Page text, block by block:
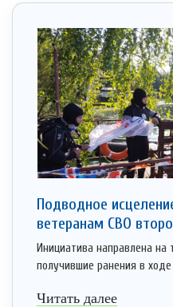
Подводное
ветеранам СВО
Инициатива направлена
получившие ранения в
Читать далее